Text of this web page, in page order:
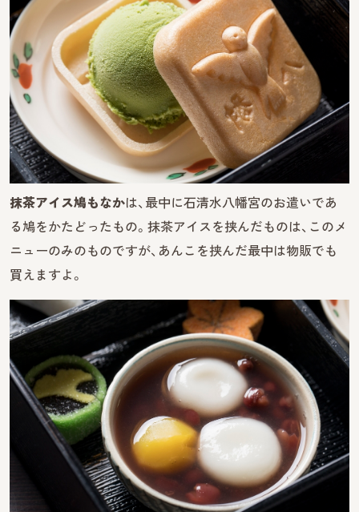
抹茶アイス鳩もなかは、最中に石清水八幡宮のお遣いであ
る鳩をかたどったもの。抹茶アイスを挟んだものは、このメ
ニューのみのものですが、あんこを挟んだ最中は物販でも
買えますよ。